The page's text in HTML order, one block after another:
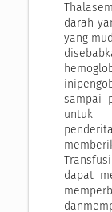
darah
yang
sampai
untuk
dapat